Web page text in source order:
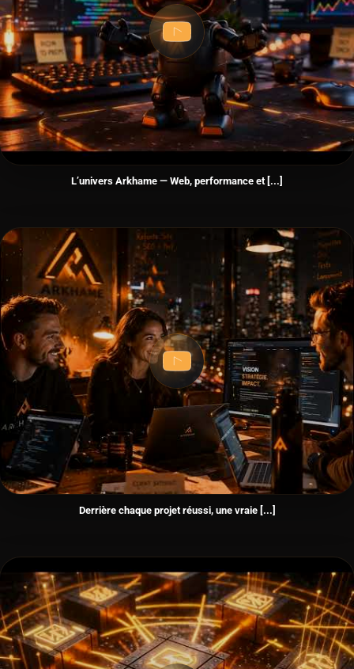
L’univers Arkhame — Web, performance et [...]
Derrière chaque projet réussi, une vraie [...]